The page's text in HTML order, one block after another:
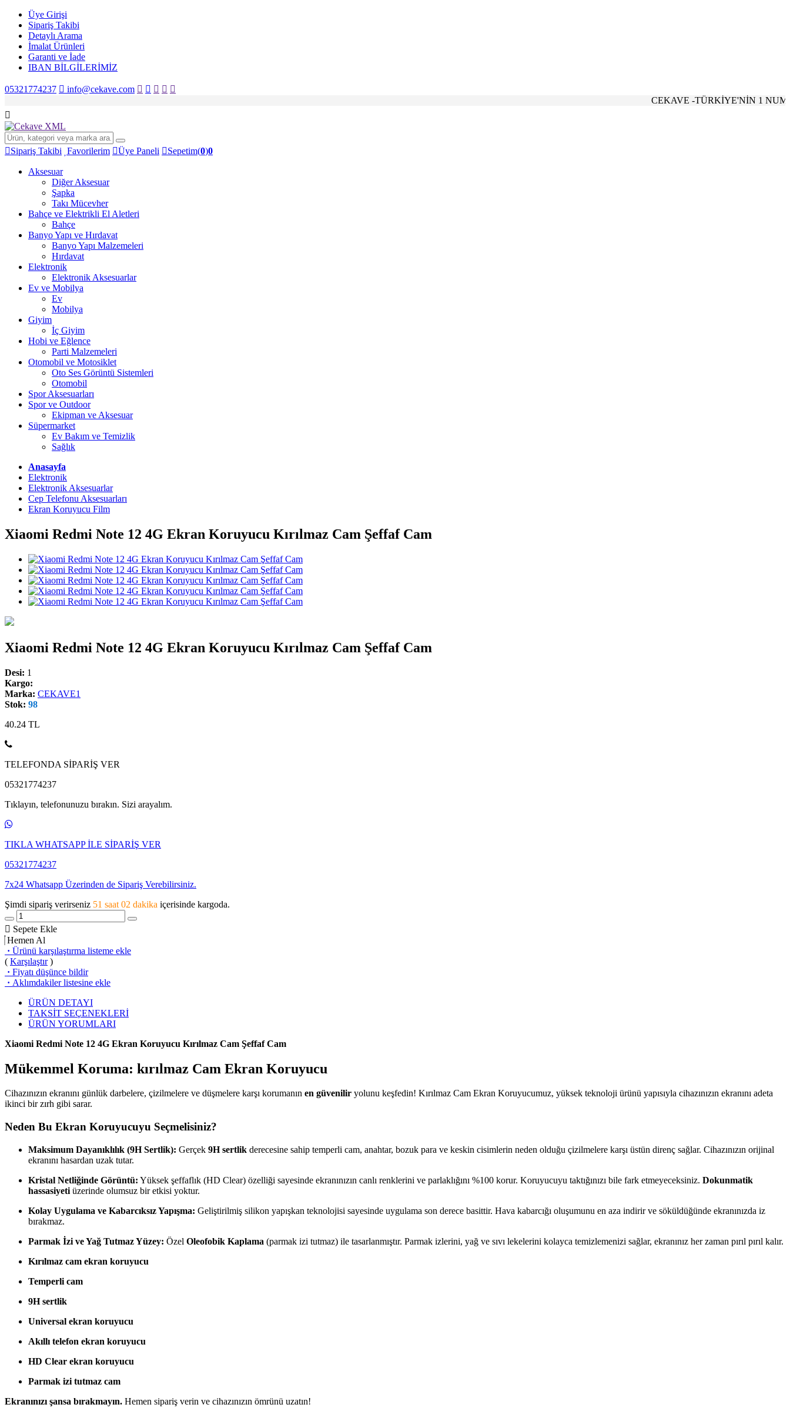
Üye Girişi
Sipariş Takibi
Detaylı Arama
İmalat Ürünleri
Garanti ve İade
IBAN BİLGİLERİMİZ
05321774237
info@cekave.com
CEKAVE -TÜRKİYE'NİN 1 NUMARALI
Sipariş Takibi Favorilerim Üye Paneli Sepetim(0)0
Aksesuar
Diğer Aksesuar
Şapka
Takı Mücevher
Bahçe ve Elektrikli El Aletleri
Bahçe
Banyo Yapı ve Hırdavat
Banyo Yapı Malzemeleri
Hırdavat
Elektronik
Elektronik Aksesuarlar
Ev ve Mobilya
Ev
Mobilya
Giyim
İç Giyim
Hobi ve Eğlence
Parti Malzemeleri
Otomobil ve Motosiklet
Oto Ses Görüntü Sistemleri
Otomobil
Spor Aksesuarları
Spor ve Outdoor
Ekipman ve Aksesuar
Süpermarket
Ev Bakım ve Temizlik
Sağlık
Anasayfa
Elektronik
Elektronik Aksesuarlar
Cep Telefonu Aksesuarları
Ekran Koruyucu Film
Xiaomi Redmi Note 12 4G Ekran Koruyucu Kırılmaz Cam Şeffaf Cam
Xiaomi Redmi Note 12 4G Ekran Koruyucu Kırılmaz Cam Şeffaf Cam
Desi: 1
Kargo:
Marka: CEKAVE1
Stok: 98
40.24 TL
TELEFONDA SİPARİŞ VER
05321774237
Tıklayın, telefonunuzu bırakın. Sizi arayalım.
TIKLA WHATSAPP İLE SİPARİŞ VER
05321774237
7x24 Whatsapp Üzerinden de Sipariş Verebilirsiniz.
Şimdi sipariş verirseniz 51 saat 01 dakika içerisinde kargoda.
Sepete Ekle
Hemen Al
· Ürünü karşılaştırma listeme ekle
( Karşılaştır)
· Fiyatı düşünce bildir
· Aklımdakiler listesine ekle
ÜRÜN DETAYI
TAKSİT SEÇENEKLERİ
ÜRÜN YORUMLARI
Xiaomi Redmi Note 12 4G Ekran Koruyucu Kırılmaz Cam Şeffaf Cam
Mükemmel Koruma: kırılmaz Cam Ekran Koruyucu
Cihazınızın ekranını günlük darbelere, çizilmelere ve düşmelere karşı korumanın en güvenilir yolunu keşfedin! Kırılmaz Cam Ekran Koruyucumuz, yüksek teknoloji ürünü yapısıyla cihazınızın ekranını adeta
ikinci bir zırh gibi sarar.
Neden Bu Ekran Koruyucuyu Seçmelisiniz?
Maksimum Dayanıklılık (9H Sertlik): Gerçek 9H sertlik derecesine sahip temperli cam, anahtar, bozuk para ve keskin cisimlerin neden olduğu çizilmelere karşı üstün direnç sağlar. Cihazınızın orijinal
ekranını hasardan uzak tutar.
Kristal Netliğinde Görüntü: Yüksek şeffaflık (HD Clear) özelliği sayesinde ekranınızın canlı renklerini ve parlaklığını %100 korur. Koruyucuyu taktığınızı bile fark etmeyeceksiniz. Dokunmatik
hassasiyeti üzerinde olumsuz bir etkisi yoktur.
Kolay Uygulama ve Kabarcıksız Yapışma: Geliştirilmiş silikon yapışkan teknolojisi sayesinde uygulama son derece basittir. Hava kabarcığı oluşumunu en aza indirir ve söküldüğünde ekranınızda iz
bırakmaz.
Parmak İzi ve Yağ Tutmaz Yüzey: Özel Oleofobik Kaplama (parmak izi tutmaz) ile tasarlanmıştır. Parmak izlerini, yağ ve sıvı lekelerini kolayca temizlemenizi sağlar, ekranınız her zaman pırıl pırıl kalır.
Kırılmaz cam ekran koruyucu
Temperli cam
9H sertlik
Universal ekran koruyucu
Akıllı telefon ekran koruyucu
HD Clear ekran koruyucu
Parmak izi tutmaz cam
Ekranınızı şansa bırakmayın. Hemen sipariş verin ve cihazınızın ömrünü uzatın!